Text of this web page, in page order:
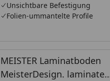
MK/15MK/16MK
Unsichtbare Befestigung
Folien-ummantelte Profile
MEISTER Laminatboden
MeisterDesign. laminate